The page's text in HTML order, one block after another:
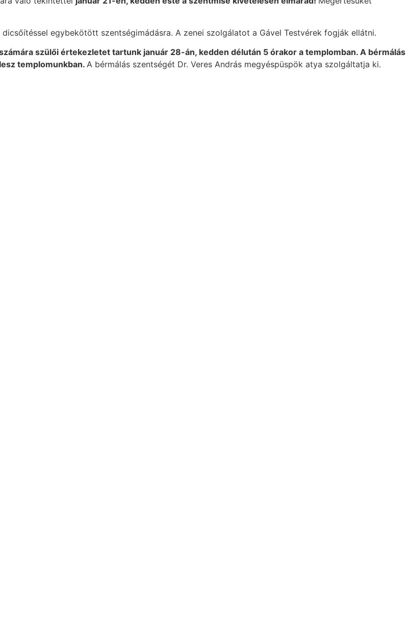
egybekötött szentségimádásra. A zenei szolgálatot a Gável Testvérek fogják ellátni.
szülői értekezletet tartunk január 28-án, kedden délután 5 órakor a templomban. A bérmálás
templomunkban. A bérmálás szentségét Dr. Veres András megyéspüspök atya szolgáltatja ki.